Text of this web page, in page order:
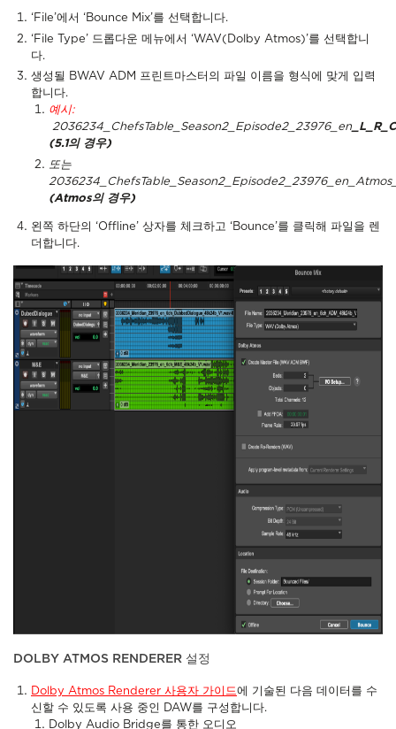
‘File’에서 ‘Bounce Mix’를 선택합니다.
‘File Type’ 드롭다운 메뉴에서 ‘WAV(Dolby Atmos)’를 선택합니
다.
생성될 BWAV ADM 프린트마스터의 파일 이름을 형식에 맞게 입력
합니다.
예시:
2036234_ChefsTable_Season2_Episode2_23976_en
(5.1의 경우)
또는
(Atmos의 경우)
왼쪽 하단의 ‘Offline’ 상자를 체크하고 ‘Bounce’를 클릭해 파일을 렌
더합니다.
DOLBY ATMOS RENDERER 설정
Dolby Atmos Renderer 사용자 가이드에 기술된 다음 데이터를 수
신할 수 있도록 사용 중인 DAW를 구성합니다.
Dolby Audio Bridge를 통한 오디오